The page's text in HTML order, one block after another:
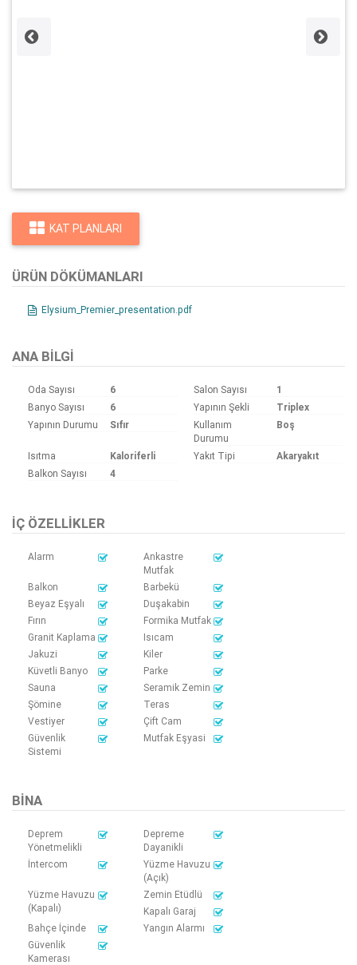
KAT PLANLARI
ÜRÜN DÖKÜMANLARI
Elysium_Premier_presentation.pdf
ANA BILGI
Oda Sayısı 6 Salon Sayısı
1
Banyo Sayısı
6 Yapının Şekli
Triplex
Yapının Durumu
Sıfır
Kullanım
Durumu
Boş
Isıtma Kaloriferli Yakıt Tipi
Akaryakıt
Balkon Sayısı
4
İÇ ÖZELLIKLER
Alarm
Ankastre
Mutfak
Balkon
Barbekü
Beyaz Eşyalı
Duşakabin
Fırın
Formika Mutfak
Granit Kaplama
Isıcam
Jakuzi
Kiler
Küvetli Banyo
Parke
Sauna
Seramik Zemin
Şömine
Teras
Vestiyer
Çift Cam
Güvenlik
Sistemi
Mutfak Eşyasi
BINA
Deprem
Yönetmelikli
Depreme
Dayanikli
İntercom
Yüzme Havuzu
(Açık)
Yüzme Havuzu
(Kapalı)
Zemin Etüdlü
Kapalı Garaj
Bahçe İçinde
Yangın Alarmı
Güvenlik
Kamerası